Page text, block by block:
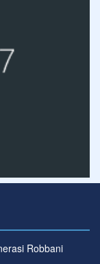
Robbani